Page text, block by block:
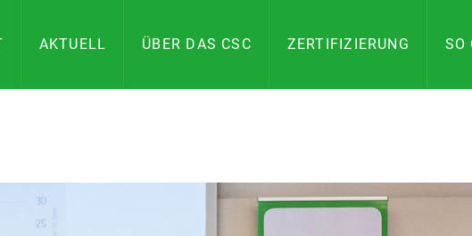
AKTUELL ÜBER DAS CSC ZERTIFIZIERUNG SO